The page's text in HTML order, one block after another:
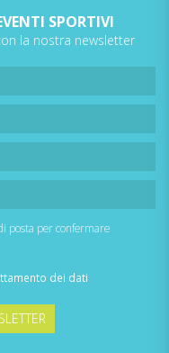
SPORTIVI
la nostra newsletter
posta per confermare
dei dati